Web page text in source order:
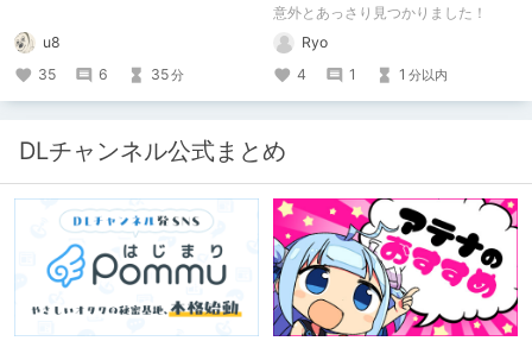
u8
35
6 35分
意外とあっさり見つかりました！
Ryo
4
1 1 分以内
DLチャンネル公式まとめ